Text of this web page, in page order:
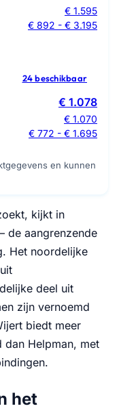
€ 1.595
€ 892 - € 3.195
24 beschikbaar
€ 1.078
€ 1.070
€ 772 - € 1.695
en kunnen
kijkt in
de aangrenzende
Het noordelijke
deel uit
zijn vernoemd
biedt meer
Helpman, met
het